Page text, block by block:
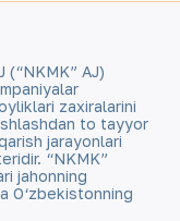
(“NKMK” AJ)
zaxiralarini
to tayyor
jarayonlari
“NKMK”
jahonning
O‘zbekistonning